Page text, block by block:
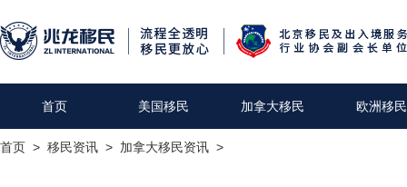
首页 美国移民 加拿大移民 欧洲移民
首页 > 移民资讯 > 加拿大移民资讯 >